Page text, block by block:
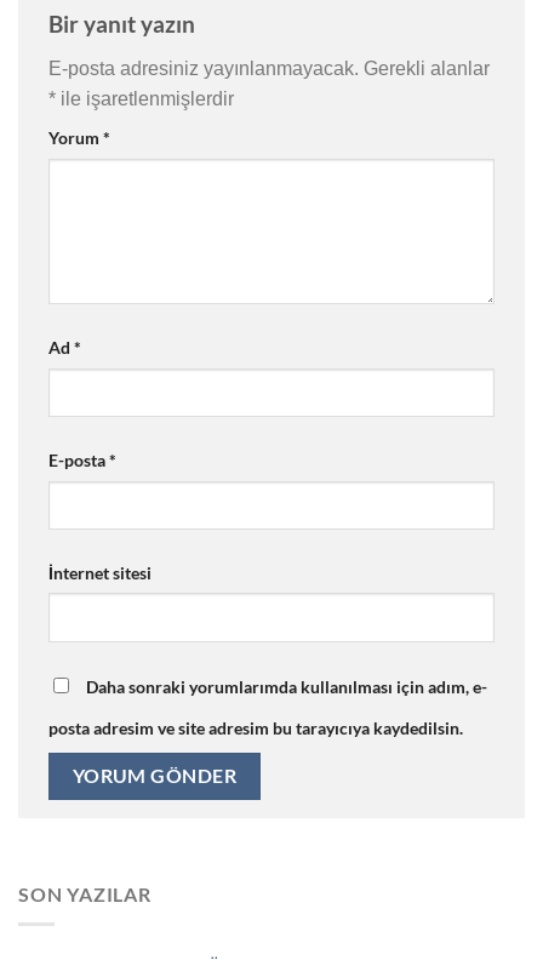
Bir yanıt yazın
E-posta adresiniz yayınlanmayacak. Gerekli alanlar
* ile işaretlenmişlerdir
Yorum *
Ad *
E-posta*
İnternet sitesi
Daha sonraki yorumlarımda kullanılması için adım, e-
posta adresim ve site adresim bu tarayıcıya kaydedilsin.
SON YAZILAR